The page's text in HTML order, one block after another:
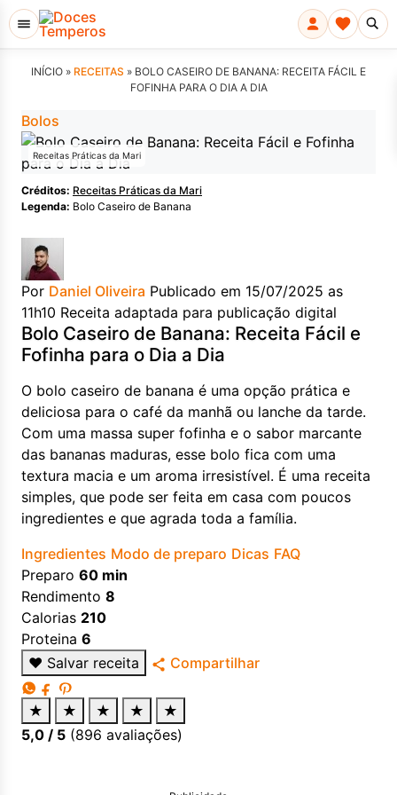
INÍCIO » RECEITAS » BOLO CASEIRO DE BANANA: RECEITA FÁCIL E
FOFINHA PARA O DIA A DIA
Bolos
Receitas Práticas da Mari
Créditos: Receitas Práticas da Mari
Legenda: Bolo Caseiro de Banana
Por Daniel Oliveira Publicado em 15/07/2025 as
11h10 Receita adaptada para publicação digital
Bolo Caseiro de Banana: Receita Fácil e
Fofinha para o Dia a Dia
O bolo caseiro de banana é uma opção prática e
deliciosa para o café da manhã ou lanche da tarde.
Com uma massa super fofinha e o sabor marcante
das bananas maduras, esse bolo fica com uma
textura macia e um aroma irresistível. É uma receita
simples, que pode ser feita em casa com poucos
ingredientes e que agrada toda a família.
Ingredientes Modo de preparo Dicas FAQ
Preparo 60 min
Rendimento 8
Calorias 210
Proteina 6
♥ Salvar receita Compartilhar
★ ★ ★ ★
★
5,0 / 5 (896 avaliações)